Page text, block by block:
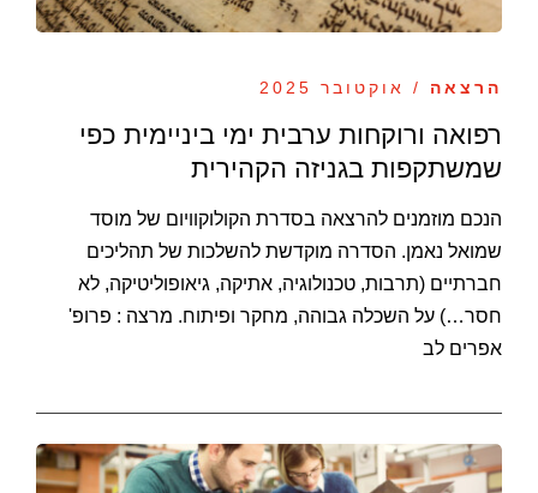
הרצאה / אוקטובר 2025
רפואה ורוקחות ערבית ימי ביניימית כפי
שמשתקפות בגניזה הקהירית
הנכם מוזמנים להרצאה בסדרת הקולוקוויום של מוסד
שמואל נאמן. הסדרה מוקדשת להשלכות של תהליכים
חברתיים (תרבות, טכנולוגיה, אתיקה, גיאופוליטיקה, לא
חסר…) על השכלה גבוהה, מחקר ופיתוח. מרצה : פרופ'
אפרים לב